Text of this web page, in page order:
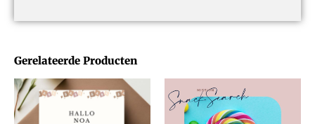
Gerelateerde Producten